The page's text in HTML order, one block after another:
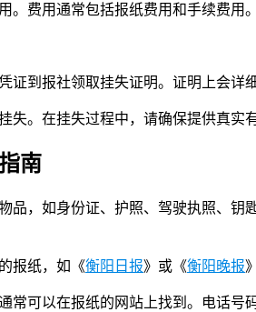
。费用通常包括报纸费用和手续费用。
证到报社领取挂失证明。证明上会详
失。在挂失过程中，请确保提供真实
南
品，如身份证、护照、驾驶执照、
报纸，如《衡阳日报》或《衡阳晚报
常可以在报纸的网站上找到。电话号